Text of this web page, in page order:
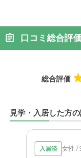
口コミ総合評
総合評価
見学・入居した方
入居済 女性 /